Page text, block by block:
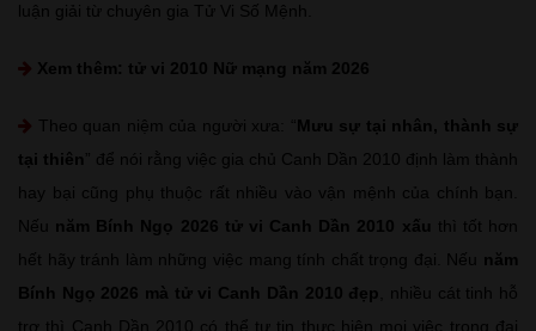
luận giải từ chuyên gia Tử Vi Số Mệnh.
Xem thêm: tử vi 2010 Nữ mạng năm 2026
Theo quan niệm của người xưa: “Mưu sự tại nhân, thành sự
tại thiên ” để nói rằng việc gia chủ Canh Dần 2010 định làm thành
hay bại cũng phụ thuộc rất nhiều vào vận mệnh của chính bạn.
Nếu năm Bính Ngọ 2026 tử vi Canh Dần 2010 xấu thì tốt hơn
hết hãy tránh làm những việc mang tính chất trọng đại. Nếu năm
Bính Ngọ 2026 mà tử vi Canh Dần 2010 đẹp , nhiều cát tinh hỗ
trợ thì Canh Dần 2010 có thể tự tin thực hiện mọi việc trọng đại